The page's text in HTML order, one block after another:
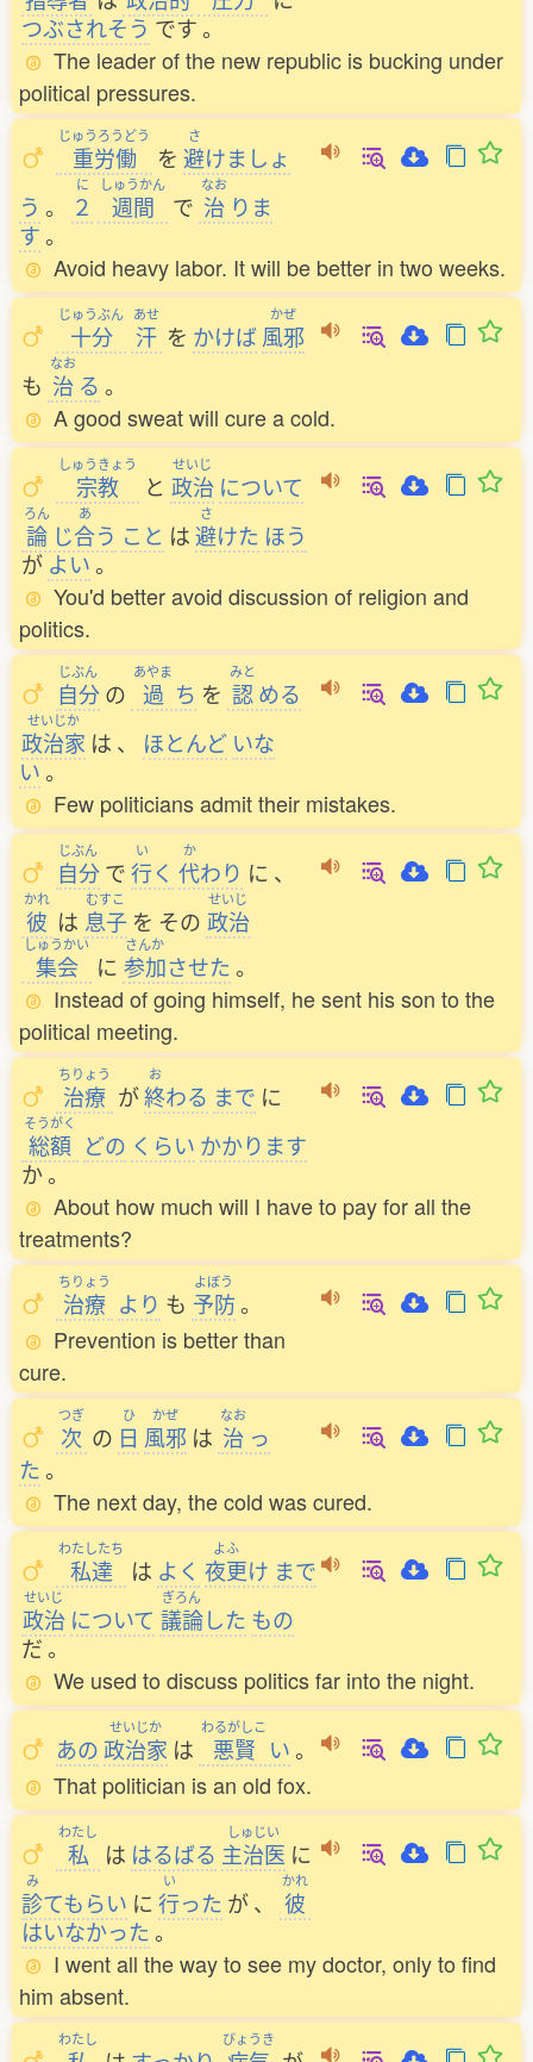
つぶされそう です。
The leader of the new republic is bucking under
political pressures.
じゅうろうどう
重労働 を
さ
避けましょ
う 。
に
２
しゅうかん
週間 で
なお
治 りま
す。
Avoid heavy labor. It will be better in two weeks.
じゅうぶん
十分
あせ
汗 を かけば
かぜ
風邪
も
なお
治 る 。
A good sweat will cure a cold.
しゅうきょう
宗教 と
せいじ
政治 について
ろん
論 じ
あ
合う こと は
さ
避けた ほう
が よい。
You'd better avoid discussion of religion and
politics.
じぶん
自分 の
あやま
過 ち を
みと
認める
せいじか
政治家 は 、 ほとんど いな
い。
Few politicians admit their mistakes.
じぶん
自分 で
い
行く
か
代わり に 、
かれ
彼 は
むすこ
息子 を その
せいじ
政治
しゅうかい
集会 に
さんか
参加させた。
Instead of going himself, he sent his son to the
political meeting.
ちりょう
治療 が
お
終わる まで に
そうがく
総額 どの くらい かかります
か。
About how much will I have to pay for all the
treatments?
ちりょう
治療 より も
よぼう
予防。
Prevention is better than
cure.
つぎ
次 の
ひ
日
かぜ
風邪 は
なお
治 っ
た。
The next day, the cold was cured.
わたしたち
私達 は よく
よふ
夜更け まで
せいじ
政治 について
ぎろん
議論した もの
だ。
We used to discuss politics far into the night.
あの
せいじか
政治家 は
わるがしこ
悪賢 い。
That politician is an old fox.
わたし
私 は はるばる
しゅじい
主治医 に
み
診てもらい に
い
行った が、
かれ
彼
はいなかった。
I went all the way to see my doctor, only to find
him absent.
わたし びょうき